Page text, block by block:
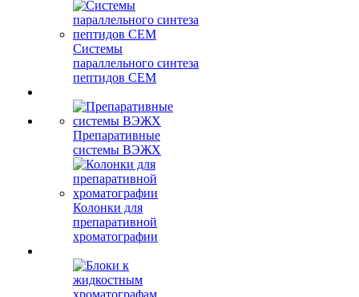
Системы
параллельного синтеза
пептидов CEM
Препаративные
системы ВЭЖХ
Колонки для
препаративной
хроматографии